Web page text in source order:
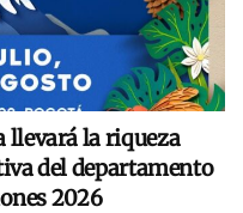
llevará la riqueza
del departamento
2026